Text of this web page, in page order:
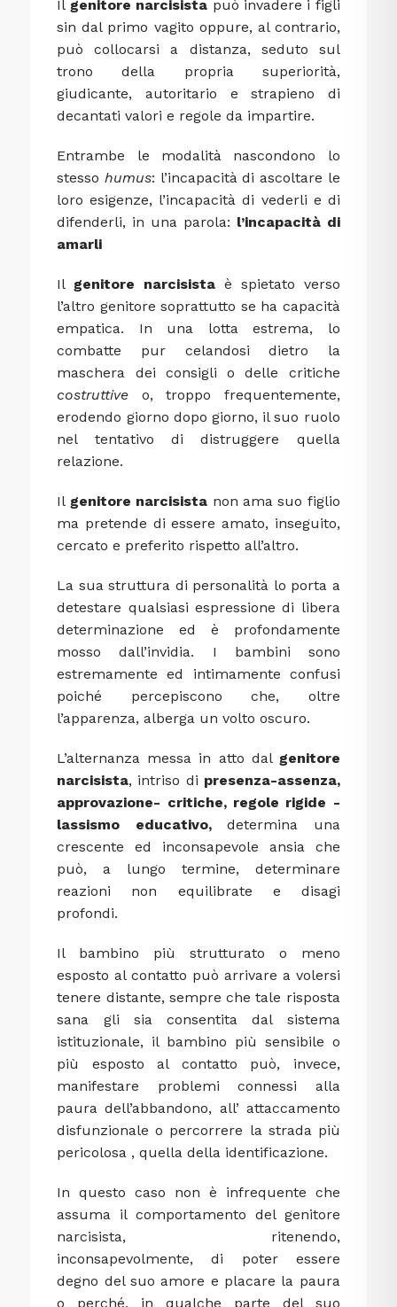
Il genitore narcisista può invadere i figli
sin dal primo vagito oppure, al contrario,
può collocarsi a distanza, seduto sul
trono della propria superiorità,
giudicante, autoritario e strapieno di
decantati valori e regole da impartire.
Entrambe le modalità nascondono lo
stesso humus: l’incapacità di ascoltare le
loro esigenze, l’incapacità di vederli e di
difenderli, in una parola: l’incapacità di
amarli
Il genitore narcisista è spietato verso
l’altro genitore soprattutto se ha capacità
empatica. In una lotta estrema, lo
combatte pur celandosi dietro la
maschera dei consigli o delle critiche
costruttive o, troppo frequentemente,
erodendo giorno dopo giorno, il suo ruolo
nel tentativo di distruggere quella
relazione.
Il genitore narcisista non ama suo figlio
ma pretende di essere amato, inseguito,
cercato e preferito rispetto all’altro.
La sua struttura di personalità lo porta a
detestare qualsiasi espressione di libera
determinazione ed è profondamente
mosso dall’invidia. I bambini sono
estremamente ed intimamente confusi
poiché percepiscono che, oltre
l’apparenza, alberga un volto oscuro.
L’alternanza messa in atto dal genitore
narcisista, intriso di presenza-assenza,
approvazione- critiche, regole rigide -
lassismo educativo,determina una
crescente ed inconsapevole ansia che
può, a lungo termine, determinare
reazioni non equilibrate e disagi
profondi.
Il bambino più strutturato o meno
esposto al contatto può arrivare a volersi
tenere distante, sempre che tale risposta
sana gli sia consentita dal sistema
istituzionale, il bambino più sensibile o
più esposto al contatto può, invece,
manifestare problemi connessi alla
paura dell’abbandono, all’ attaccamento
disfunzionale o percorrere la strada più
pericolosa , quella della identificazione.
In questo caso non è infrequente che
assuma il comportamento del genitore
narcisista, ritenendo,
inconsapevolmente, di poter essere
degno del suo amore e placare la paura
o perché, in qualche parte del suo